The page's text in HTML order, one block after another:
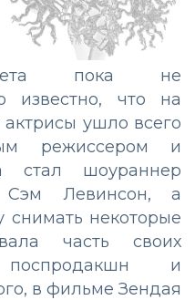
пока не
известно, что на
ушло всего
режиссером и
стал шоураннер
Сэм Левинсон, а
некоторые
часть своих
и
в фильме Зендая